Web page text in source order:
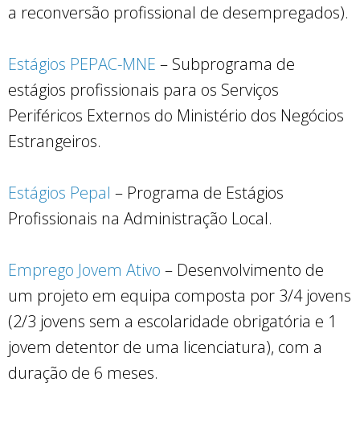
a reconversão profissional de desempregados).
Estágios PEPAC-MNE – Subprograma de
estágios profissionais para os Serviços
Periféricos Externos do Ministério dos Negócios
Estrangeiros.
Estágios Pepal – Programa de Estágios
Profissionais na Administração Local.
Emprego Jovem Ativo – Desenvolvimento de
um projeto em equipa composta por 3/4 jovens
(2/3 jovens sem a escolaridade obrigatória e 1
jovem detentor de uma licenciatura), com a
duração de 6 meses.